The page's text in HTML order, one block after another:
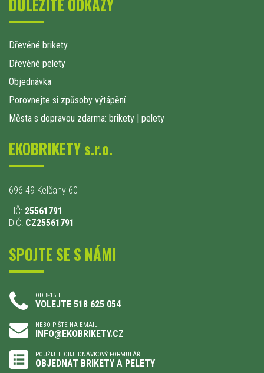
DŮLEŽITÉ ODKAZY
Dřevěné brikety
Dřevěné pelety
Objednávka
Porovnejte si způsoby výtápění
Města s dopravou zdarma: brikety | pelety
EKOBRIKETY s.r.o.
696 49 Kelčany 60
IČ: 25561791
DIČ: CZ25561791
SPOJTE SE S NÁMI
OD 8-15H
VOLEJTE 518 625 054
NEBO PIŠTE NA EMAIL
INFO@EKOBRIKETY.CZ
POUŽIJTE OBJEDNÁVKOVÝ FORMULÁŘ
OBJEDNAT BRIKETY A PELETY